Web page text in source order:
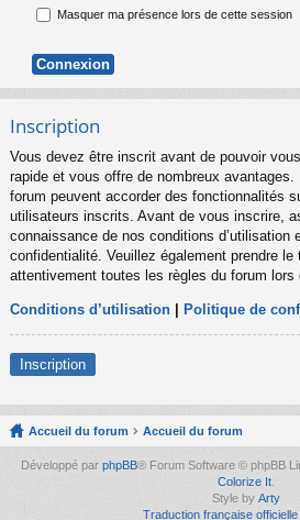
Masquer ma présence lors de cette session
Inscription
Vous devez être inscrit avant de pouvoir
rapide et vous offre de nombreux
forum peuvent accorder des fonctionnalités
utilisateurs inscrits. Avant de vous inscrire,
connaissance de nos conditions d’utilisation
confidentialité. Veuillez également prendre
attentivement toutes les règles du forum lors
Conditions d’utilisation Politique de
Inscription
Accueil du forum Accueil du forum
Développé par phpBB® Forum Software © phpBB
Colorize It.
Style by Arty
Traduction française officielle